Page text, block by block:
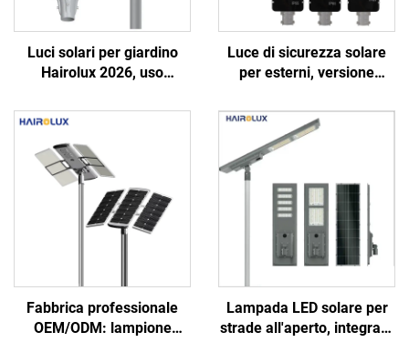
Luci solari per giardino
Hairolux 2026, uso
decorative per esterni,
Luce di sicurezza solare
per esterni, versione
per giardini e strade, luci
solari LED per strade
Fabbrica professionale
OEM/ODM: lampione
Lampada LED solare per
strade all'aperto, integrata